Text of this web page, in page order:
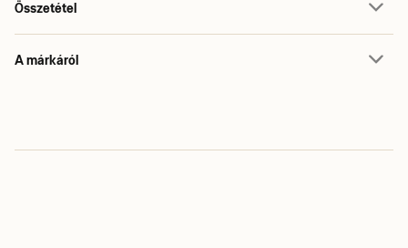
Összetétel
A márkáról